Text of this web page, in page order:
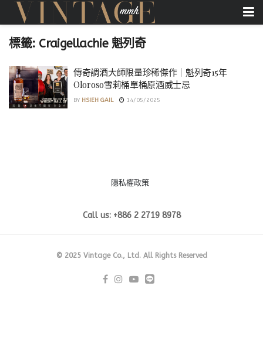
標籤: Craigellachie 魁列奇
傳奇調酒大師限量珍稀傑作｜魁列奇15年
Oloroso雪莉桶單桶原酒威士忌
BY HSIEH GAIL 14/05/2025
隱私權政策
Call us: +886 2 2719 8978
© 2025 Vintage Co., Ltd. All Rights Reserved